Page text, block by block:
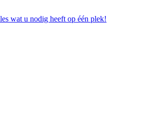
wat u nodig heeft op één plek!